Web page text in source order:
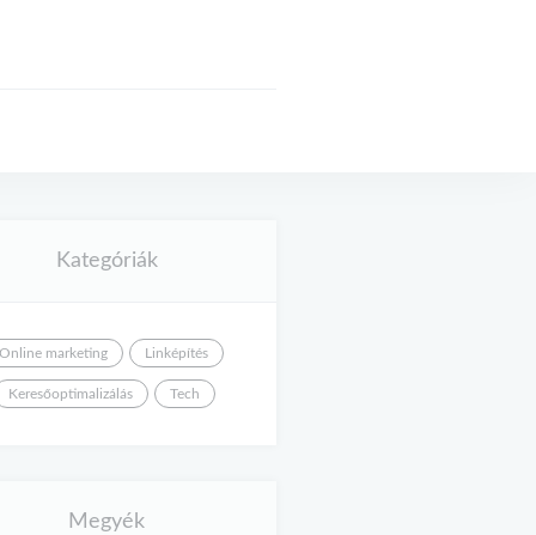
Kategóriák
Online marketing Linképítés
Keresőoptimalizálás Tech
Megyék